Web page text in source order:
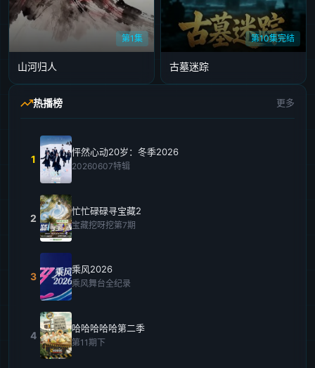
第1集
山河归人
第10集完结
古墓迷踪
热播榜 更多
1
怦然心动20岁：冬季2026
20260607特辑
2
忙忙碌碌寻宝藏2
宝藏挖呀挖第7期
3
乘风2026
乘风舞台全纪录
4
哈哈哈哈哈第二季
第11期下